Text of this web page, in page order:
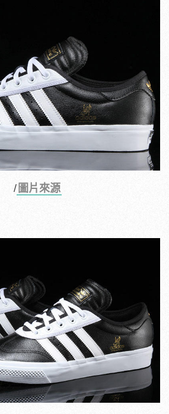
/ 圖片來源